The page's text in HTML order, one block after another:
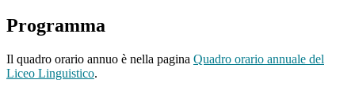
Programma
Il quadro orario annuo è nella pagina Quadro orario annuale del
Liceo Linguistico.